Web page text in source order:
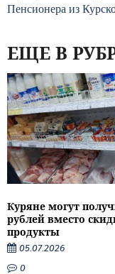
Пенсионера из
ЕЩЕ В
Куряне могут
рублей вместо
продукты
05.07.2026
0